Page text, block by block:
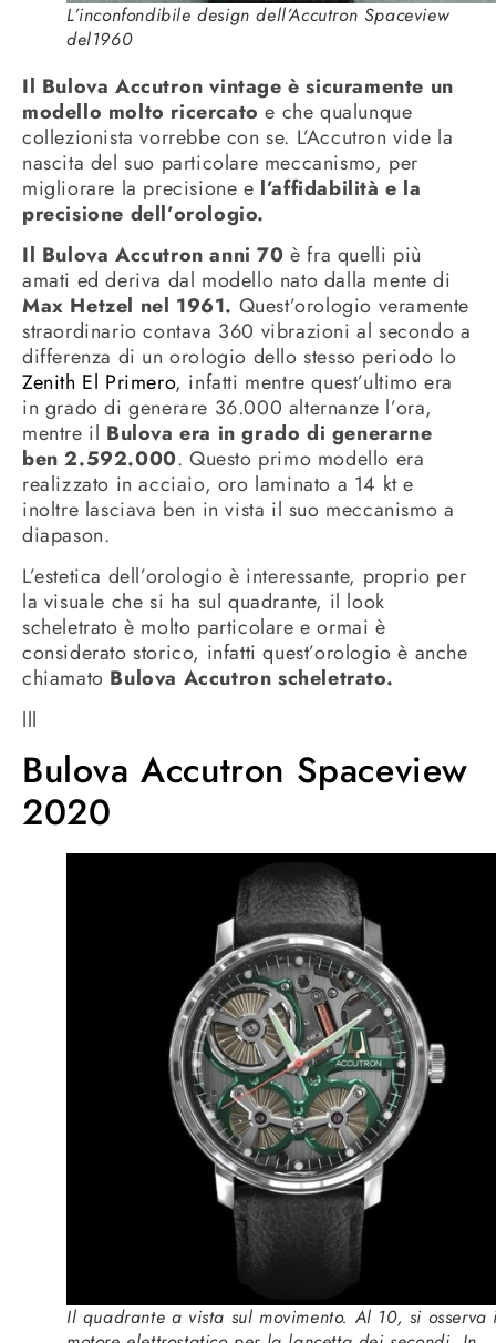
L’inconfondibile design dell’Accutron Spaceview
del1960
Il Bulova Accutron vintage è sicuramente un
modello molto ricercato e che qualunque
collezionista vorrebbe con se. L’Accutron vide la
nascita del suo particolare meccanismo, per
migliorare la precisione e l’affidabilità e la
precisione dell’orologio.
Il Bulova Accutron anni 70è fra quelli più
amati ed deriva dal modello nato dalla mente di
Max Hetzel nel 1961. Quest’orologio veramente
straordinario contava 360 vibrazioni al secondo a
differenza di un orologio dello stesso periodo lo
Zenith El Primero, infatti mentre quest’ultimo era
in grado di generare 36.000 alternanze l’ora,
mentre il Bulova era in grado di generarne
ben 2.592.000. Questo primo modello era
realizzato in acciaio, oro laminato a 14 kt e
inoltre lasciava ben in vista il suo meccanismo a
diapason.
L’estetica dell’orologio è interessante, proprio per
la visuale che si ha sul quadrante, il look
scheletrato è molto particolare e ormai è
considerato storico, infatti quest’orologio è anche
chiamato Bulova Accutron scheletrato.
lll
Bulova Accutron Spaceview
2020
Il quadrante a vista sul movimento. Al 10, si osserva